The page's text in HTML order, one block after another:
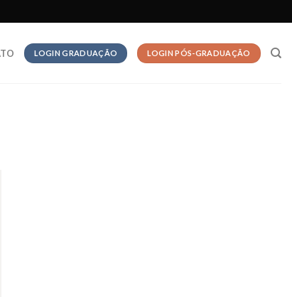
LOGIN GRADUAÇÃO LOGIN PÓS-GRADUAÇÃO